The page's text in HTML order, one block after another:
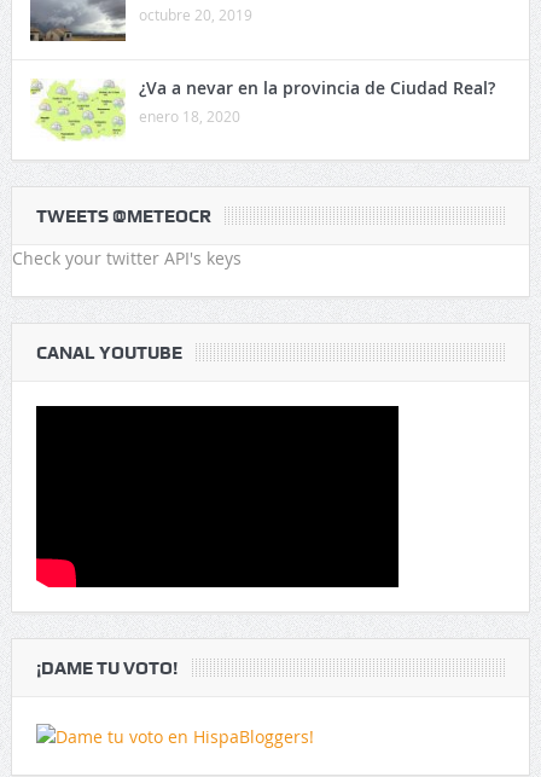
octubre 20, 2019
¿Va a nevar en la provincia de Ciudad Real?
enero 18, 2020
TWEETS @METEOCR
Check your twitter API's keys
CANAL YOUTUBE
¡DAME TU VOTO!